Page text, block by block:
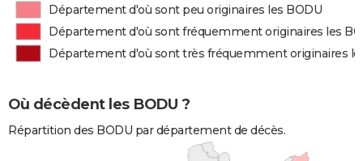
Département d'où sont peu originaires les BODU
Département d'où sont fréquemment originaires les
Département d'où sont très fréquemment originaires
Où décèdent les BODU ?
Répartition des BODU par département de décès.